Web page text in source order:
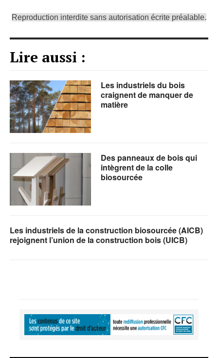
Reproduction interdite sans autorisation écrite préalable.
Lire aussi :
Les industriels du bois
craignent de manquer de
matière
Des panneaux de bois qui
intègrent de la colle
biosourcée
Les industriels de la construction biosourcée (AICB)
rejoignent l’union de la construction bois (UICB)